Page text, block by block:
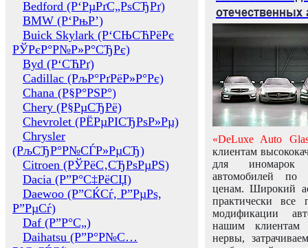
Bedford (Р‘РµРґС„РѕСЂРґ)
BMW (Р‘РњР’)
Buick Skylark (Р‘СЊСЋРёРє
РЎРєР°Р№Р»Р°СЂРє)
Byd (Р‘СЋРґ)
Cadillac (РљР°РґРёР»Р°Рє)
Chana (Р§Р°РЅР°)
Chery (Р§РµСЂРё)
Chevrolet (РЁРµРІСЂРѕР»Рµ)
Chrysler
(РљСЂР°Р№СЃР»РµСЂ)
Citroen (РЎРёС‚СЂРѕРµРЅ)
Dacia (Р”Р°С‡РёСЏ)
Daewoo (Р”СЌСѓ, Р”РµРѕ,
Р”РµСѓ)
Daf (Р”Р°С„)
Daihatsu (Р”Р°Р№С…
отечественных
«DeLuxe Auto
клиентам
для иномарок
автомобилей
ценам. Широкий
практически все
модификации
нашим клиентам
нервы,